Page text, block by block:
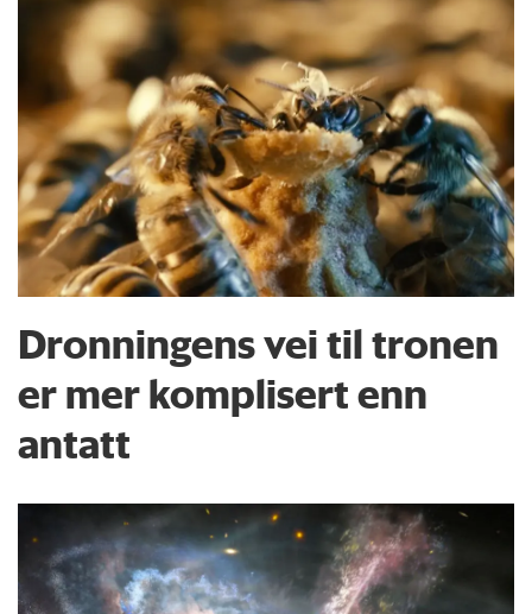
Dronningens vei til tronen
er mer komplisert enn
antatt